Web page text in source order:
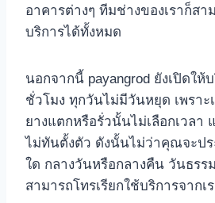
อาคารต่างๆ ทีมช่างของเราก็สา
บริการได้ทั้งหมด
นอกจากนี้ payangrod ยังเปิดให้
ชั่วโมง ทุกวันไม่มีวันหยุด เพราะ
ยางแตกหรือรั่วนั้นไม่เลือกเวลา
ไม่ทันตั้งตัว ดังนั้นไม่ว่าคุณจะปร
ใด กลางวันหรือกลางคืน วันธร
สามารถโทรเรียกใช้บริการจากเ